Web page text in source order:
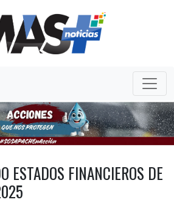
ESTADOS FINANCIEROS DE